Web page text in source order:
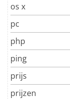
os x
pc
php
ping
prijs
prijzen